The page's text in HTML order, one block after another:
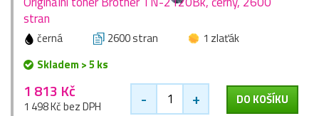
stran
černá 2600 stran
1 zlaťák
Skladem > 5 ks
1 813 Kč
1 498 Kč bez DPH - + DO KOŠÍKU